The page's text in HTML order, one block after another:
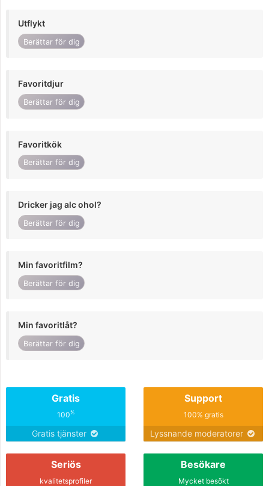
Utflykt
Berättar för dig
Favoritdjur
Berättar för dig
Favoritkök
Berättar för dig
Dricker jag alc ohol?
Berättar för dig
Min favoritfilm?
Berättar för dig
Min favoritlåt?
Berättar för dig
Gratis
100%
Gratis tjänster
Support
100% gratis
Lyssnande moderatorer
Seriös
kvalitetsprofiler
Besökare
Mycket besökt